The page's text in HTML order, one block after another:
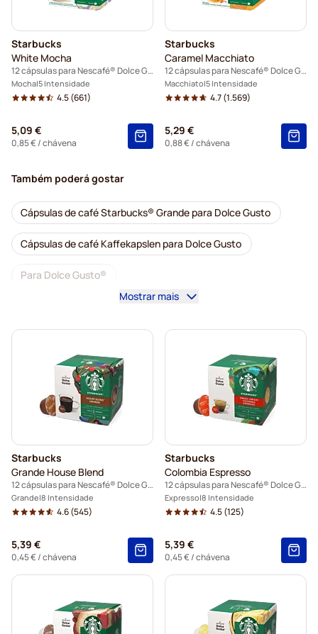
Starbucks
White Mocha
12 cápsulas para Nescafé® Dolce Gusto
Mocha 5 Intensidade
4.5(661)
5,09 €
0,85 €/ chávena
Starbucks
Caramel Macchiato
12 cápsulas para Nescafé® Dolce Gusto
Macchiato 5 Intensidade
4.7(1.569)
5,29 €
0,88 €/ chávena
Starbucks
Grande House Blend
12 cápsulas para Nescafé® Dolce Gusto
Grande 8 Intensidade
4.6(545)
5,39 €
0,45 €/ chávena
Starbucks
Colombia Espresso
12 cápsulas para Nescafé® Dolce Gusto
Expresso 8 Intensidade
4.5(125)
5,39 €
0,45 €/ chávena
Também poderá gostar
Cápsulas de café Starbucks® Grande para Dolce Gusto
Cápsulas de café Kaffekapslen para Dolce Gusto
Para Dolce Gusto®
Acessórios para Dolce Gusto®
Descafeinado para Dolce Gusto
Descalcificação e limpeza para Dolce Gusto
Cápsulas Segafredo para Dolce Gusto
Cápsulas Café René para Dolce Gusto
Cápsulas Dolce Vita para Dolce Gusto
Cápsulas Gimoka para Dolce Gusto
Cápsulas de café Senso Nocturno para Dolce Gusto
Mostrar mais